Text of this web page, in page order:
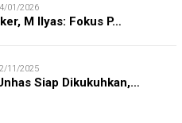
01/2026
M Ilyas: Fokus P…
11/2025
Siap Dikukuhkan,…